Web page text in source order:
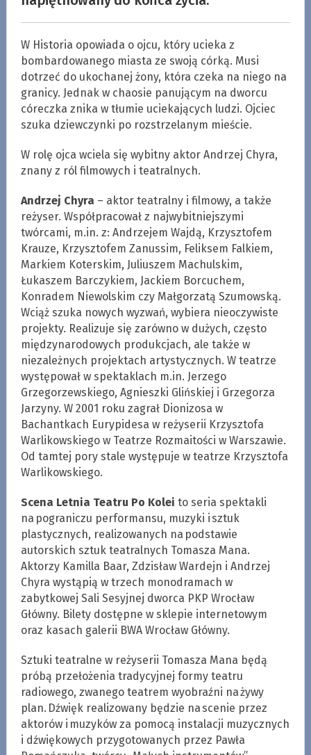
W Historia opowiada o ojcu, który ucieka z
bombardowanego miasta ze swoją córką. Musi
dotrzeć do ukochanej żony, która czeka na niego na
granicy. Jednak w chaosie panującym na dworcu
córeczka znika w tłumie uciekających ludzi. Ojciec
szuka dziewczynki po rozstrzelanym mieście.
W rolę ojca wciela się wybitny aktor Andrzej Chyra,
znany z ról filmowych i teatralnych.
Andrzej Chyra – aktor teatralny i filmowy, a także
reżyser. Współpracował z najwybitniejszymi
twórcami, m.in. z: Andrzejem Wajdą, Krzysztofem
Krauze, Krzysztofem Zanussim, Feliksem Falkiem,
Markiem Koterskim, Juliuszem Machulskim,
Łukaszem Barczykiem, Jackiem Borcuchem,
Konradem Niewolskim czy Małgorzatą Szumowską.
Wciąż szuka nowych wyzwań, wybiera nieoczywiste
projekty. Realizuje się zarówno w dużych, często
międzynarodowych produkcjach, ale także w
niezależnych projektach artystycznych. W teatrze
występował w spektaklach m.in. Jerzego
Grzegorzewskiego, Agnieszki Glińskiej i Grzegorza
Jarzyny. W 2001 roku zagrał Dionizosa w
Bachantkach Eurypidesa w reżyserii Krzysztofa
Warlikowskiego w Teatrze Rozmaitości w Warszawie.
Od tamtej pory stale występuje w teatrze Krzysztofa
Warlikowskiego.
Scena Letnia Teatru Po Kolei to seria spektakli
na pograniczu performansu, muzyki i sztuk
plastycznych, realizowanych na podstawie
autorskich sztuk teatralnych Tomasza Mana.
Aktorzy Kamilla Baar, Zdzisław Wardejn i Andrzej
Chyra wystąpią w trzech monodramach w
zabytkowej Sali Sesyjnej dworca PKP Wrocław
Główny. Bilety dostępne w sklepie internetowym
oraz kasach galerii BWA Wrocław Główny.
Sztuki teatralne w reżyserii Tomasza Mana będą
próbą przełożenia tradycyjnej formy teatru
radiowego, zwanego teatrem wyobraźni na żywy
plan. Dźwięk realizowany będzie na scenie przez
aktorów i muzyków za pomocą instalacji muzycznych
i dźwiękowych przygotowanych przez Pawła